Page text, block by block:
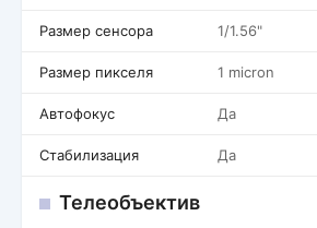
Размер сенсора 1/1.56"
Размер пикселя 1 micron
Автофокус Да
Стабилизация Да
Телеобъектив